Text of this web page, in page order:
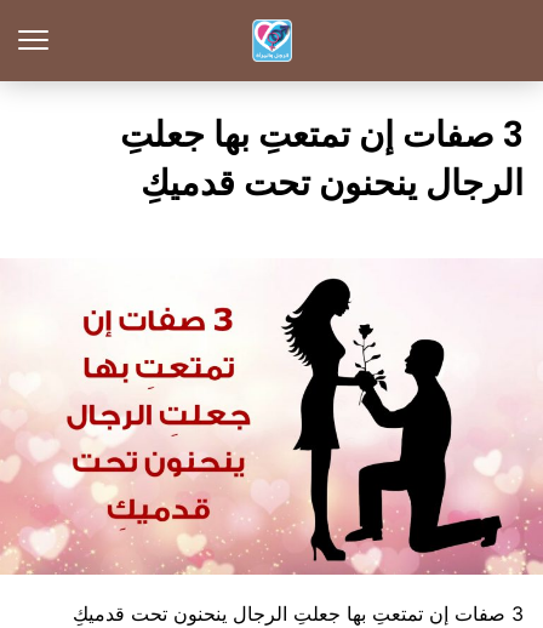
3 صفات إن تمتعتِ بها جعلتِ
الرجال ينحنون تحت قدميكِ
3 صفات إن تمتعتِ بها جعلتِ الرجال ينحنون تحت قدميكِ